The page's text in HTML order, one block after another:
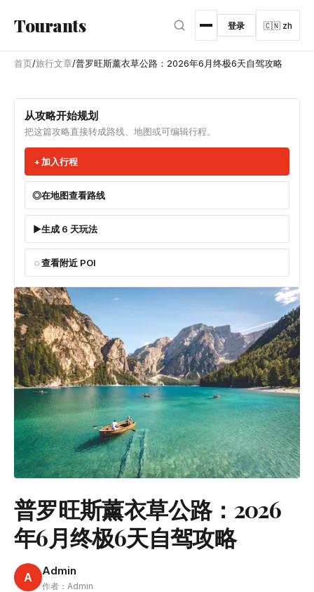
Tourants 登录 🇨🇳 zh
首页/旅行文章/普罗旺斯薰衣草公路：2026年6月终极6天自驾攻略
从攻略开始规划
把这篇攻略直接转成路线、地图或可编辑行程。
加入行程
在地图查看路线
生成 6 天玩法
查看附近 POI
普罗旺斯薰衣草公路：2026
年6月终极6天自驾攻略
A Admin
作者：Admin